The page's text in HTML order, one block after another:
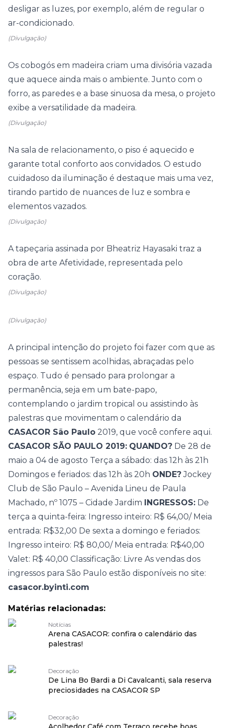
desligar as luzes, por exemplo, além de regular o
ar-condicionado.
(Divulgação)
Os cobogós em madeira criam uma divisória vazada
que aquece ainda mais o ambiente. Junto com o
forro, as paredes e a base sinuosa da mesa, o projeto
exibe a versatilidade da madeira.
(Divulgação)
Na sala de relacionamento, o piso é aquecido e
garante total conforto aos convidados. O estudo
cuidadoso da iluminação é destaque mais uma vez,
tirando partido de nuances de luz e sombra e
elementos vazados.
(Divulgação)
A tapeçaria assinada por Bheatriz Hayasaki traz a
obra de arte Afetividade, representada pelo
coração.
(Divulgação)
(Divulgação)
A principal intenção do projeto foi fazer com que as
pessoas se sentissem acolhidas, abraçadas pelo
espaço. Tudo é pensado para prolongar a
permanência, seja em um bate-papo,
contemplando o jardim tropical ou assistindo às
palestras que movimentam o calendário da
CASACOR São Paulo 2019, que você confere aqui.
CASACOR SÃO PAULO 2019: QUANDO? De 28 de
maio a 04 de agosto Terça a sábado: das 12h às 21h
Domingos e feriados: das 12h às 20h ONDE?Jockey
Club de São Paulo – Avenida Lineu de Paula
Machado, nº 1075 – Cidade Jardim INGRESSOS: De
terça a quinta-feira: Ingresso inteiro: R$ 64,00/ Meia
entrada: R$32,00 De sexta a domingo e feriados:
Ingresso inteiro: R$ 80,00/ Meia entrada: R$40,00
Valet: R$ 40,00 Classificação: Livre As vendas dos
ingressos para São Paulo estão disponíveis no site:
casacor.byinti.com
Matérias relacionadas:
Notícias
Arena CASACOR: confira o calendário das
palestras!
Decoração
De Lina Bo Bardi a Di Cavalcanti, sala reserva
preciosidades na CASACOR SP
Decoração